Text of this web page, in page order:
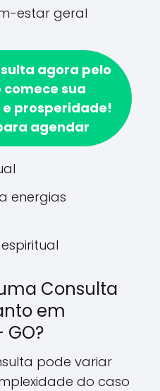
estar geral
agora pelo
sua
prosperidade!
agendar
energias
Consulta
em
GO?
pode variar
do caso